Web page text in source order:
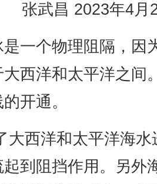
张武昌 2023年4月
一个物理阻隔，因
西洋和太平洋之间
开通。
大西洋和太平洋海
到阻挡作用。另外